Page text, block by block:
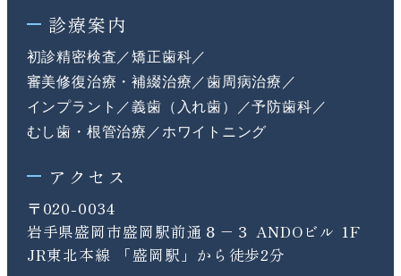
診療案内
初診精密検査
矯正歯科
審美修復治療・補綴治療
歯周病治療
インプラント
義歯（入れ歯）
予防歯科
むし歯・根管治療
ホワイトニング
アクセス
〒020-0034
岩手県盛岡市盛岡駅前通８−３ ANDOビル 1F
JR東北本線 「盛岡駅」から徒歩2分